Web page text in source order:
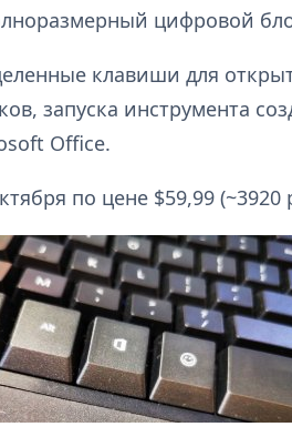
цифровой
клавиши для
запуска инструмента
Office.
по цене $59,99 (~3920